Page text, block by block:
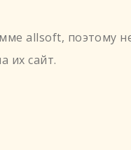
allsoft, поэтому
их сайт.